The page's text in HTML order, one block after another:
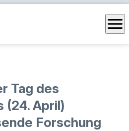
menu
Tag des
(24. April)
Forschung